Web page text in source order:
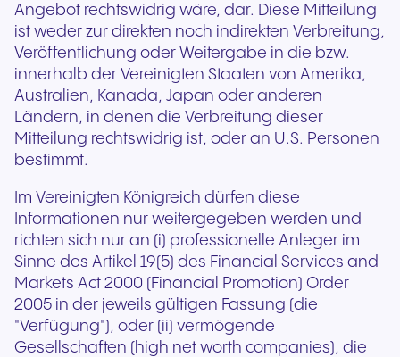
Angebot rechtswidrig wäre, dar. Diese Mitteilung
ist weder zur direkten noch indirekten Verbreitung,
Veröffentlichung oder Weitergabe in die bzw.
innerhalb der Vereinigten Staaten von Amerika,
Australien, Kanada, Japan oder anderen
Ländern, in denen die Verbreitung dieser
Mitteilung rechtswidrig ist, oder an U.S. Personen
bestimmt.
Im Vereinigten Königreich dürfen diese
Informationen nur weitergegeben werden und
richten sich nur an (i) professionelle Anleger im
Sinne des Artikel 19(5) des Financial Services and
Markets Act 2000 (Financial Promotion) Order
2005 in der jeweils gültigen Fassung (die
"Verfügung"), oder (ii) vermögende
Gesellschaften (high net worth companies), die